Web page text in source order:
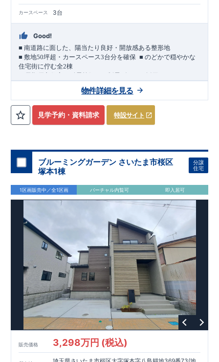
カースペース 3台
Good!
■南道路に面した、陽当たり良好・開放感ある整形地
■敷地50坪超・カースペース3台分を確保 ​■のどかで穏やかな
住宅街に佇む全2棟
（長期優良住宅／耐震等級３・制震ダンパー採用）
たりに恵まれた立地。
あり、
採光・通風・プライバシー性にも配慮した敷地計画で
す。
加須 徒歩13分
間取りのポイント
■ 1
号棟 LDK約19.5 帖 のゆとりあるリビング
​陽当たりよく開放
感があります。
■共通
・主寝室は将来仕切れる可変型プラン ・2階洋室2部屋にウォー
クインクローゼット設置
太陽光発電（フラットプラン）採用 月額サービス料
ホテルライクで実用的な洗面空間 （オープンサニタリーirodori
詳細ページへ）
家計にやさしい住宅性能
長期優良住宅 住宅ローン控除額の優遇、 固定資産税の減額期間
延長など 税制面でのメリットが受けられます。
耐震等級 ３ ＋制震ダンパー 建築基準法の1.5倍の耐震性。 地震保
険の割引（最大50％）対象です。
現地のご案内・資料請求 受付中​ ​■完成済みにつき、​実際の
建物・設備・間取りを​ 現地にてご確認いただけます。 ​
TEL
0120-44-1081
（9:30 18:30／火水曜休み）
スマートフォンで見やすい特設サイトはこちら
見学予約・資料請求 特設サイト
物件詳細を見る
ブルーミングガーデン さいたま市桜区
塚本1棟
分譲
住宅
1区画販売中／全1区画 バーチャル内覧可 即入居可
販売価格 3,298万円 (税込)